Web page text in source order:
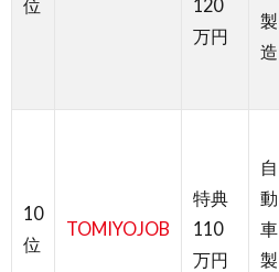
位
120
万円
製
造
10
位
TOMIYOJOB
特典
110
万円
自
動
車
製